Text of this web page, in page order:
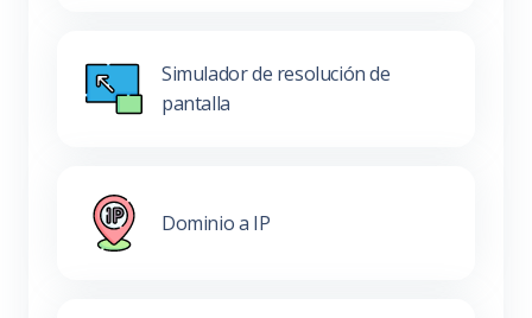
Simulador de resolución de
pantalla
Dominio a IP